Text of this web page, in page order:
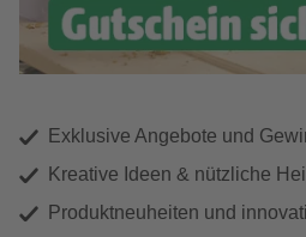
Exklusive Angebote und
Kreative Ideen & nützliche
Produktneuheiten und